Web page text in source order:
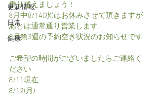
更新情報
日常
健康
乗り越えましょう！
8月中8/14(水)はお休みさせて頂きますが
あとは通常通り営業します
8月第3週の予約空き状況のお知らせです
ご希望の時間がございましたらご連絡く
ださい
8/11現在
8/12(月)